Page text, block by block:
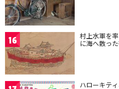
16 村上水軍を
に海へ散っ
ハローキテ